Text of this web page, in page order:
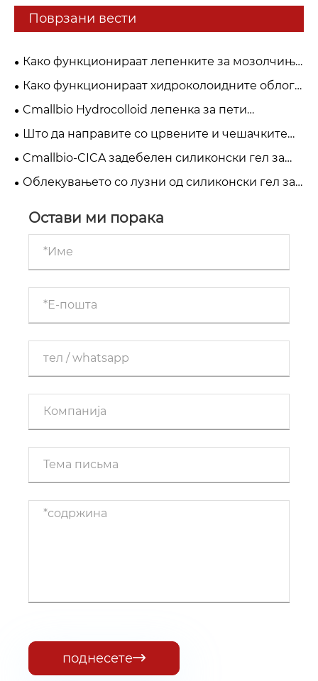
Поврзани вести
Како функционираат лепенките за мозолчиња
CmallBio за почиста кожа преку ноќ?
Како функционираат хидроколоидните облоги
Cmallbio: Зошто „влажното заздравување“ е
подобро од „сувото чешање“?
Cmallbio Hydrocolloid лепенка за пети
наспроти редовни завои: зошто побрзо ги
лекуваат плускавците?
Што да направите со црвените и чешачките
лузни? CmallBio Силиконски гел за лузни може
Cmallbio-CICA задебелен силиконски гел за
лузни лист: врвен избор за пост-хируршка нега
на лузни
Облекувањето со лузни од силиконски гел за
глобална влечна сила на медицинските пазари
Остави ми порака
поднесете